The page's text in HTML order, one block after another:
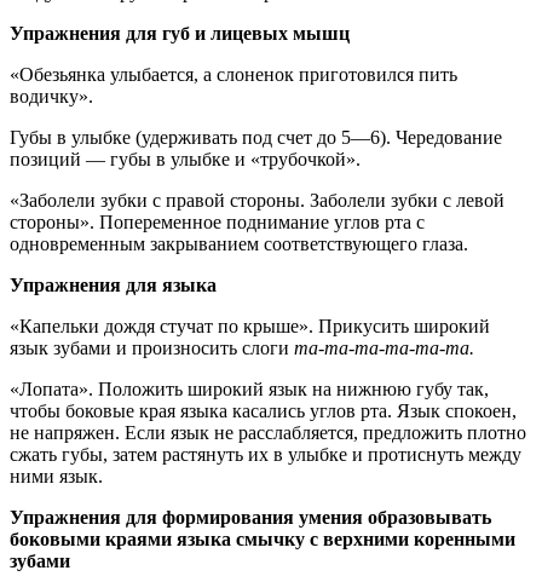
Упражнения для губ и лицевых мышц
«Обезьянка улыбается, а слоненок приготовился пить
водичку».
Губы в улыбке (удерживать под счет до 5—6). Чередование
позиций — губы в улыбке и «трубочкой».
«Заболели зубки с правой стороны. Заболели зубки с левой
стороны». Попеременное поднимание углов рта с
одновременным закрыванием соответствующего глаза.
Упражнения для языка
«Капельки дождя стучат по крыше». Прикусить широкий
язык зубами и произносить слоги та-та-та-та-та-та.
«Лопата». Положить широкий язык на нижнюю губу так,
чтобы боковые края языка касались углов рта. Язык спокоен,
не напряжен. Если язык не расслабляется, предложить плотно
сжать губы, затем растянуть их в улыбке и протиснуть между
ними язык.
Упражнения для формирования умения образовывать
боковыми краями языка смычку с верхними коренными
зубами